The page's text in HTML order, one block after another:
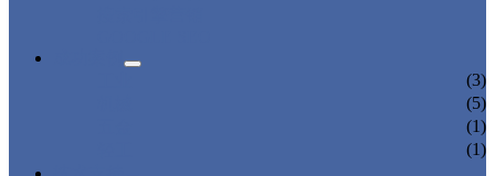
(3)
(5)
(1)
(1)